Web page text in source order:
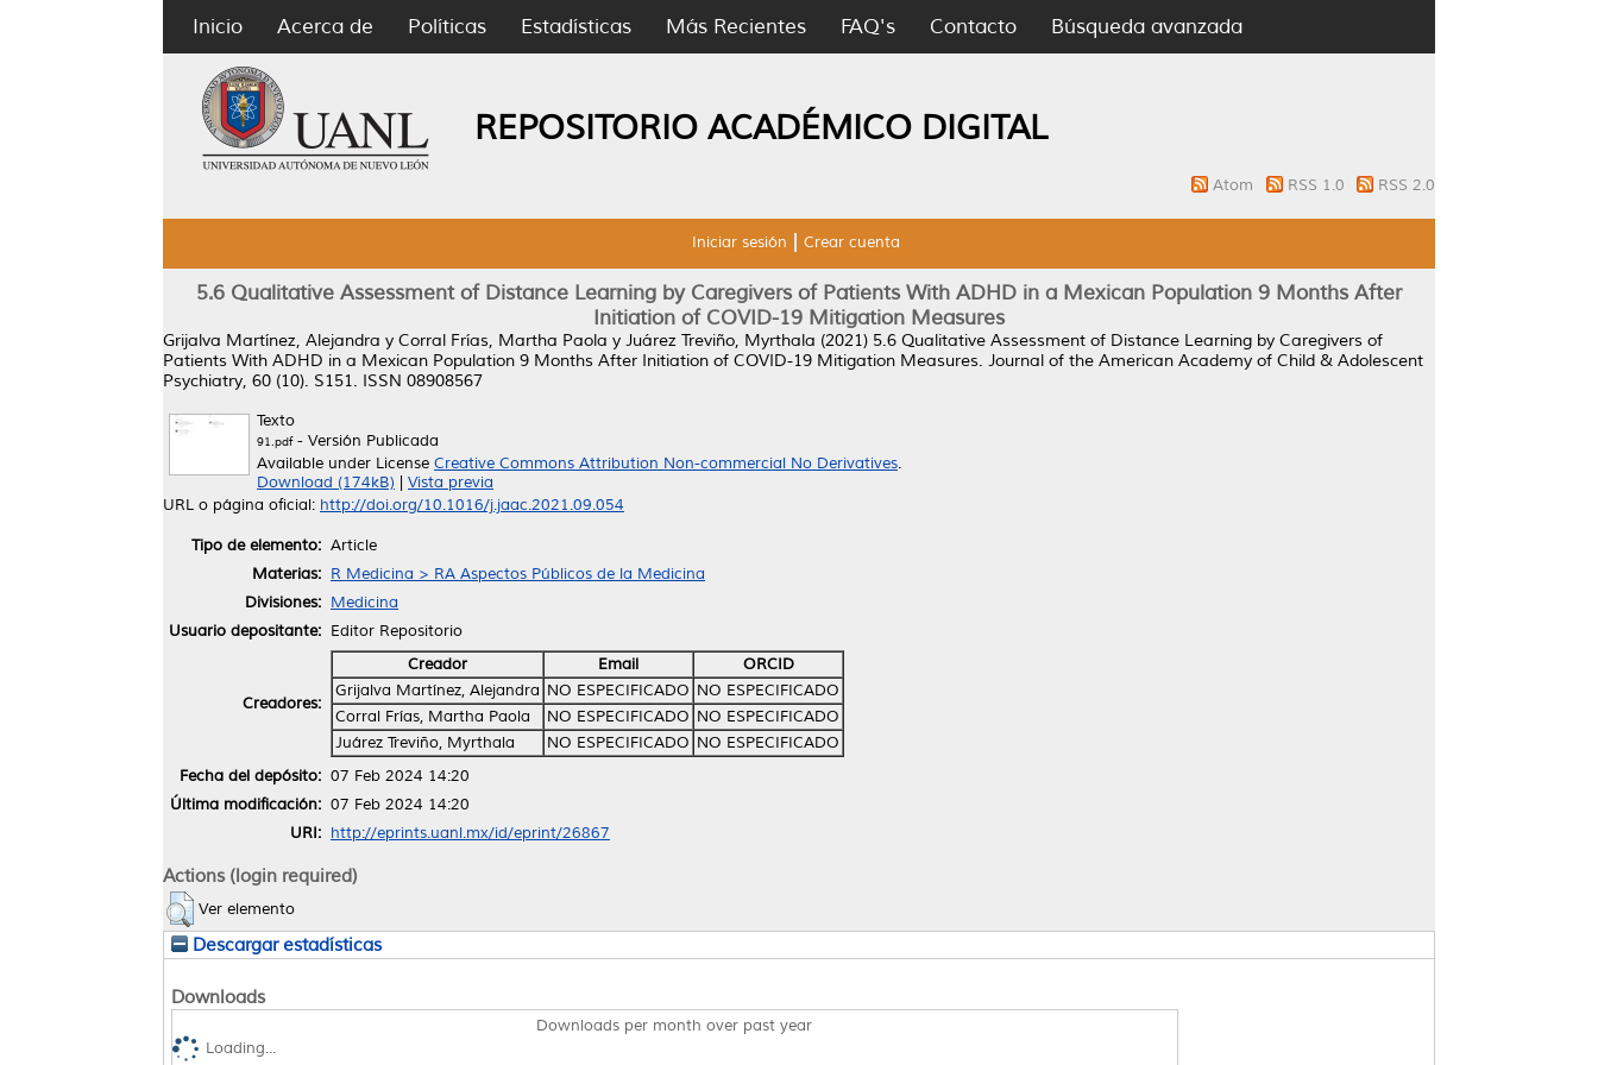
Inicio Acerca de Políticas Estadísticas Más Recientes FAQ's Contacto Búsqueda avanzada
REPOSITORIO ACADÉMICO DIGITAL
Atom RSS 1.0 RSS 2.0
Iniciar sesión Crear cuenta
5.6 Qualitative Assessment of Distance Learning by Caregivers of Patients With ADHD in a Mexican Population 9 Months After
Initiation of COVID-19 Mitigation Measures
Grijalva Martínez, Alejandra y Corral Frías, Martha Paola y Juárez Treviño, Myrthala (2021) 5.6 Qualitative Assessment of Distance Learning by Caregivers of
Patients With ADHD in a Mexican Population 9 Months After Initiation of COVID-19 Mitigation Measures. Journal of the American Academy of Child & Adolescent
Psychiatry, 60 (10). S151. ISSN 08908567
Texto
91.pdf- Versión Publicada
Available under License Creative Commons Attribution Non-commercial No Derivatives.
Download (174kB)
Vista previa
URL o página oficial: http://doi.org/10.1016/j.jaac.2021.09.054
Tipo de elemento: Article
Materias: R Medicina > RA Aspectos Públicos de la Medicina
Divisiones: Medicina
Usuario depositante: Editor Repositorio
Creadores:
Creador Email
ORCID
Grijalva Martínez, Alejandra NO ESPECIFICADO NO ESPECIFICADO
Corral Frías, Martha Paola
NO ESPECIFICADO NO ESPECIFICADO
Juárez Treviño, Myrthala
NO ESPECIFICADO NO ESPECIFICADO
Fecha del depósito: 07 Feb 2024 14:20
Última modificación: 07 Feb 2024 14:20
URI: http://eprints.uanl.mx/id/eprint/26867
Actions (login required)
Ver elemento
Descargar estadísticas
Downloads
Downloads per month over past year
Loading...